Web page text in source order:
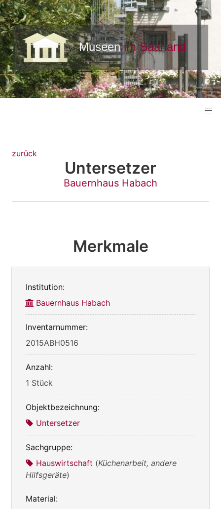
zurück
Untersetzer
Bauernhaus Habach
Merkmale
Institution:
Bauernhaus Habach
Inventarnummer:
2015ABH0516
Anzahl:
1 Stück
Objektbezeichnung:
Untersetzer
Sachgruppe:
Hauswirtschaft (Küchenarbeit, andere
Hilfsgeräte)
Material: